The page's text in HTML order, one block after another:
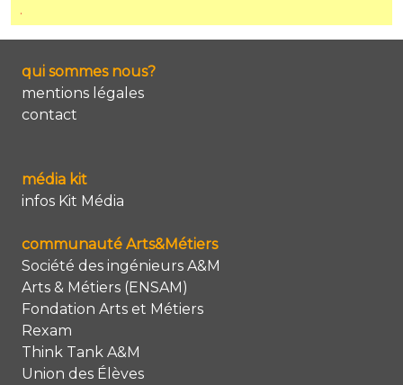
.
qui sommes nous?
mentions légales
contact
média kit
infos Kit Média
communauté Arts&Métiers
Société des ingénieurs A&M
Arts & Métiers (ENSAM)
Fondation Arts et Métiers
Rexam
Think Tank A&M
Union des Élèves